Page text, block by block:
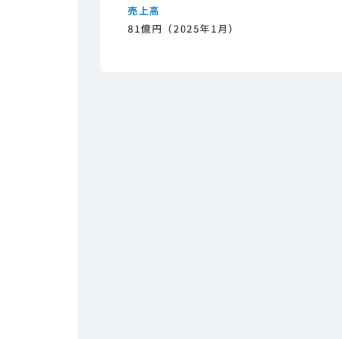
売上高
81億円（2025年1月）